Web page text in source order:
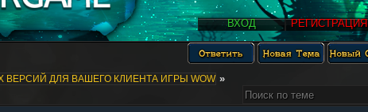
ВХОД РЕГИСТРАЦИЯ
ДЛЯ ВАШЕГО КЛИЕНТА ИГРЫ WOW »